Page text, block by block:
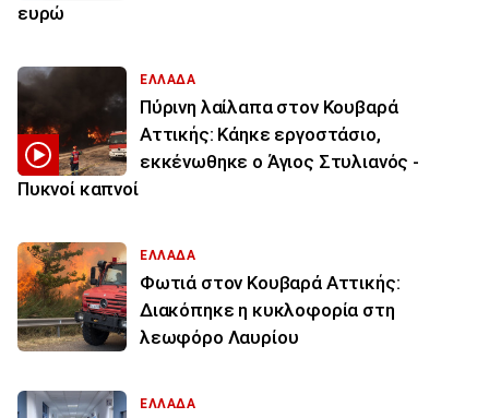
ευρώ
ΕΛΛΑΔΑ
Πύρινη λαίλαπα στον Κουβαρά
Αττικής: Κάηκε εργοστάσιο,
εκκένωθηκε ο Άγιος Στυλιανός -
Πυκνοί καπνοί
ΕΛΛΑΔΑ
Φωτιά στον Κουβαρά Αττικής:
Διακόπηκε η κυκλοφορία στη
λεωφόρο Λαυρίου
ΕΛΛΑΔΑ